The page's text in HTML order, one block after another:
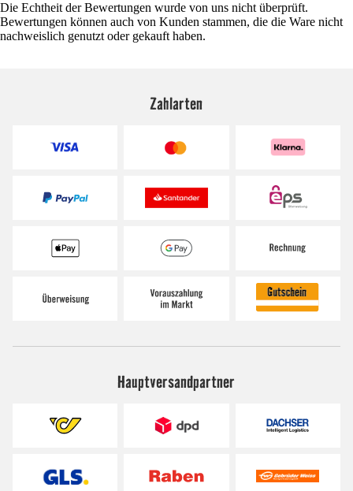
Die Echtheit der Bewertungen wurde von uns nicht überprüft.
Bewertungen können auch von Kunden stammen, die die Ware nicht
nachweislich genutzt oder gekauft haben.
Zahlarten
Hauptversandpartner